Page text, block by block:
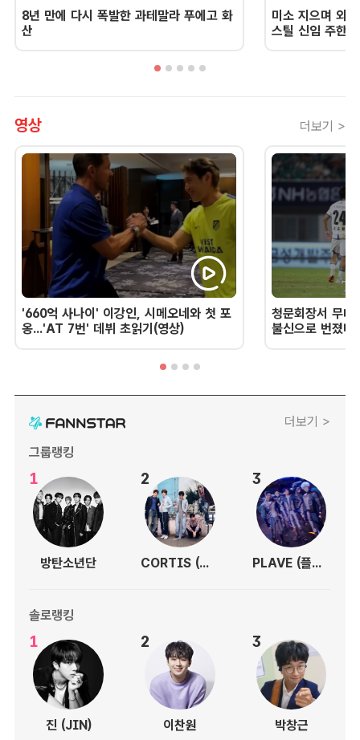
8년 만에 다시 폭발한 과테말라 푸에고 화
산
미소 지으며 외
스틸 신임 주한
영상 더보기 >
'660억 사나이' 이강인, 시메오네와 첫 포
옹...'AT 7번' 데뷔 초읽기(영상)
청문회장서 무너
불신으로 번졌
더보기 >
그룹랭킹
1
방탄소년단
2
CORTIS (코르티스)
3
PLAVE (플레이브)
솔로랭킹
1
진 (JIN)
2
이찬원
3
박창근